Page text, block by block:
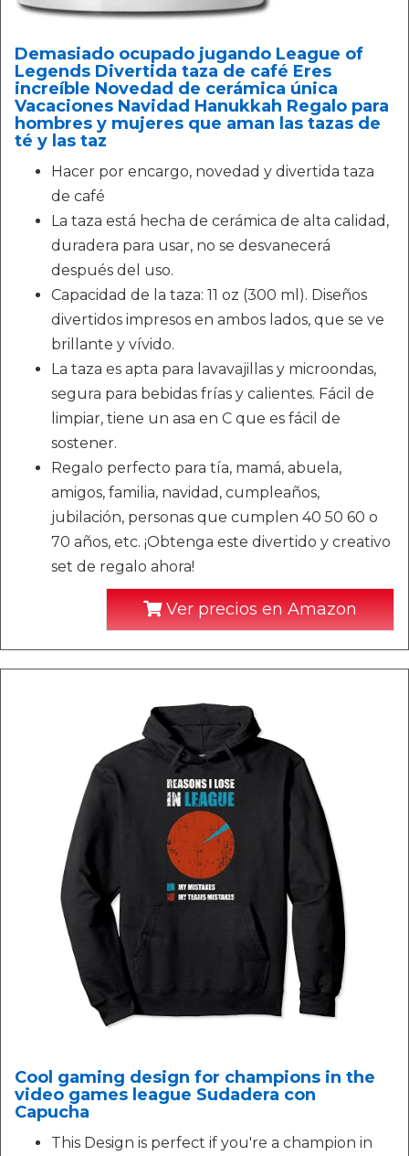
Demasiado ocupado jugando League of
Legends Divertida taza de café Eres
increíble Novedad de cerámica única
Vacaciones Navidad Hanukkah Regalo para
hombres y mujeres que aman las tazas de
té y las taz
Hacer por encargo, novedad y divertida taza
de café
La taza está hecha de cerámica de alta calidad,
duradera para usar, no se desvanecerá
después del uso.
Capacidad de la taza: 11 oz (300 ml). Diseños
divertidos impresos en ambos lados, que se ve
brillante y vívido.
La taza es apta para lavavajillas y microondas,
segura para bebidas frías y calientes. Fácil de
limpiar, tiene un asa en C que es fácil de
sostener.
Regalo perfecto para tía, mamá, abuela,
amigos, familia, navidad, cumpleaños,
jubilación, personas que cumplen 40 50 60 o
70 años, etc. ¡Obtenga este divertido y creativo
set de regalo ahora!
Ver precios en Amazon
Cool gaming design for champions in the
video games league Sudadera con
Capucha
This Design is perfect if you're a champion in